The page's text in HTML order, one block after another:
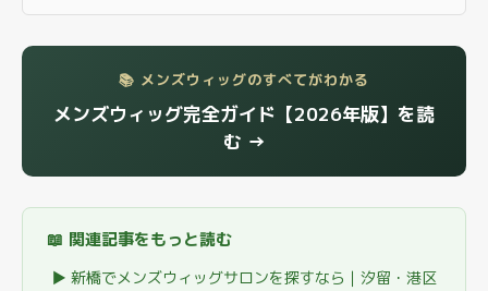
📚 メンズウィッグのすべてがわかる
メンズウィッグ完全ガイド【2026年版】を読
む →
📖 関連記事をもっと読む
▶ 新橋でメンズウィッグサロンを探すなら｜汐留・港区